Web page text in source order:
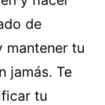
de
mantener tu
jamás. Te
tu